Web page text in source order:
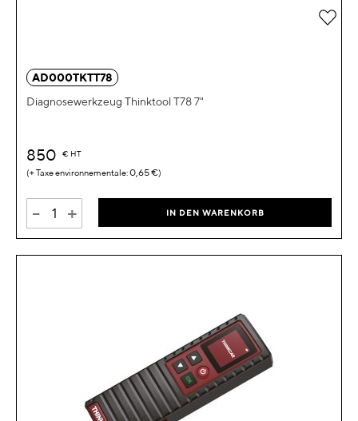
AD000TKTT78
Diagnosewerkzeug Thinktool T78 7"
850 € HT
0,65 €
- + IN DEN WARENKORB
Zur